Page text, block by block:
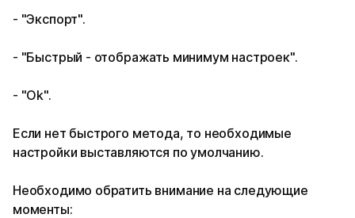
- "Экспорт".
- "Быстрый - отображать минимум настроек".
- "Ok".
Если нет быстрого метода, то необходимые
настройки выставляются по умолчанию.
Необходимо обратить внимание на следующие
моменты: